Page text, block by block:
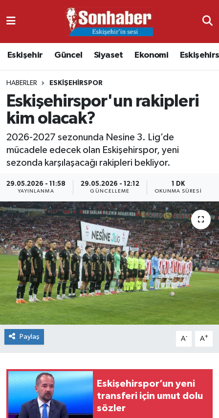
Eskişehir Güncel Siyaset Ekonomi
HABERLER ESKIŞEHIRSPOR
Eskişehirspor'un rakipleri
kim olacak?
2026-2027 sezonunda Nesine 3. Lig’de
mücadele edecek olan Eskişehirspor, yeni
sezonda karşılaşacağı rakipleri bekliyor.
29.05.2026 - 11:58
YAYINLANMA
29.05.2026 - 12:12
GÜNCELLEME
1 DK
OKUNMA SÜRESI
Paylaş A- A+
Eskişehirspor’un yeni
transferi için umut dolu
sözler
Ekonomi
Güncel
Kültür & Sanat
Magazin
Resmi İlanlar
Sağlık
Siyaset
Spor
Nöbetçi Eczaneler
Namaz Vakitleri
Trafik Durumu
Süper Lig Puan Durumu ve Fikstür
Tüm Manşetler
Son Dakika Haberleri
Haber Arşivi